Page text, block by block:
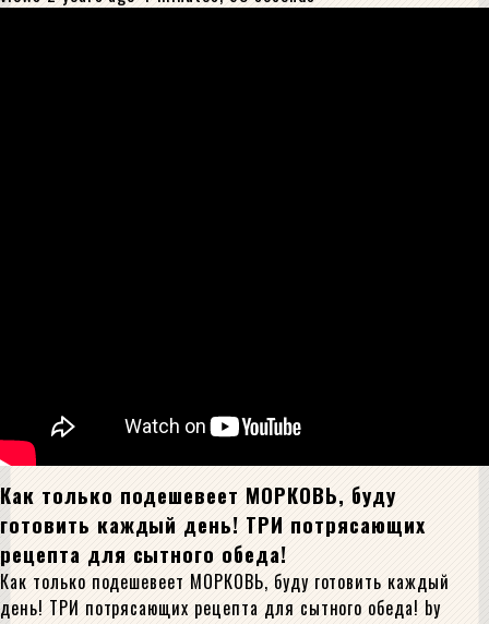
Как только подешевеет МОРКОВЬ, буду
готовить каждый день! ТРИ потрясающих
рецепта для сытного обеда!
Как только подешевеет МОРКОВЬ, буду готовить каждый
день! ТРИ потрясающих рецепта для сытного обеда! by